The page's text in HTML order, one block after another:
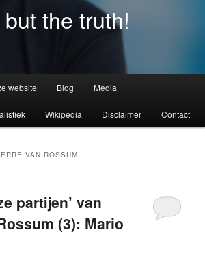
the truth!
website Blog Media
Wikipedia Disclaimer Contact
VAN ROSSUM
partijen’ van
(3): Mario